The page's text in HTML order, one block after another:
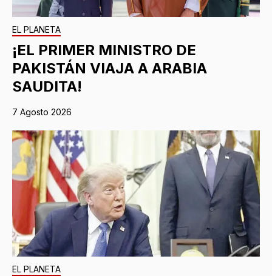
EL PLANETA
¡EL PRIMER MINISTRO DE
PAKISTÁN VIAJA A ARABIA
SAUDITA!
7 Agosto 2026
EL PLANETA